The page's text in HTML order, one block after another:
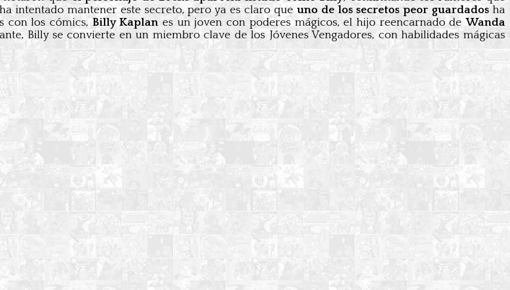
intentado mantener este secreto, pero ya es claro que uno de los secretos peor guardados ha
con los cómics, Billy Kaplan es un joven con poderes mágicos, el hijo reencarnado deWanda
Billy se convierte en un miembro clave de los Jóvenes Vengadores, con habilidades mágicas